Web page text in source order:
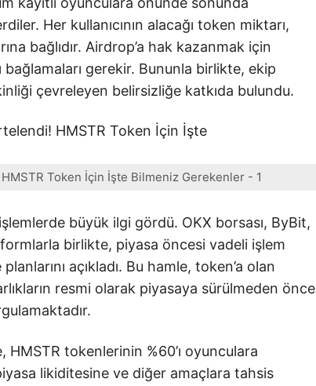
Her kullanıcının alacağı token miktarı,
bağlıdır. Airdrop’a hak kazanmak için
gerekir. Bununla birlikte, ekip
çevreleyen belirsizliğe katkıda bulundu.
Token İçin İşte Bilmeniz Gerekenler - 1
büyük ilgi gördü. OKX borsası, ByBit,
birlikte, piyasa öncesi vadeli işlem
açıkladı. Bu hamle, token’a olan
resmi olarak piyasaya sürülmeden önce
tokenlerinin %60’ı oyunculara
likiditesine ve diğer amaçlara tahsis